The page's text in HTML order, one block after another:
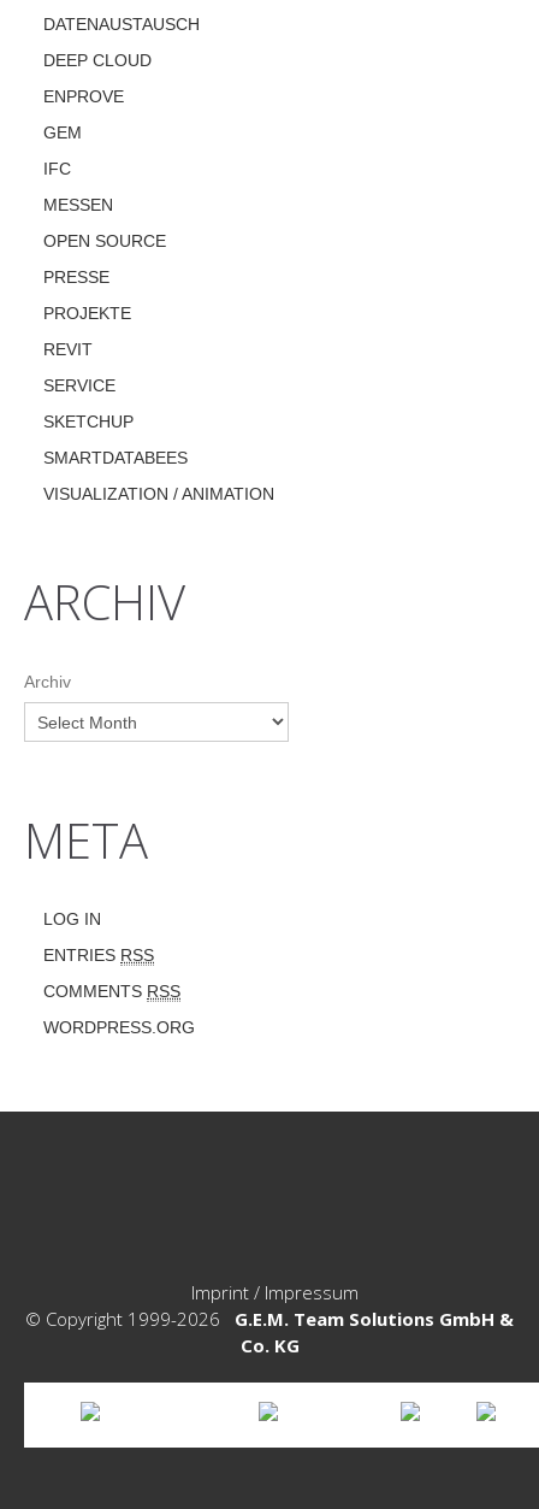
DATENAUSTAUSCH
DEEP CLOUD
ENPROVE
GEM
IFC
MESSEN
OPEN SOURCE
PRESSE
PROJEKTE
REVIT
SERVICE
SKETCHUP
SMARTDATABEES
VISUALIZATION / ANIMATION
ARCHIV
Archiv
META
LOG IN
ENTRIES RSS
COMMENTS RSS
WORDPRESS.ORG
Imprint / Impressum
© Copyright 1999-2026 G.E.M. Team Solutions GmbH &
Co. KG